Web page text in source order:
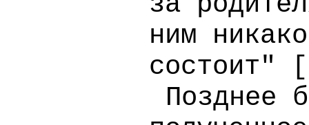
ним
состоит" [
Позднее